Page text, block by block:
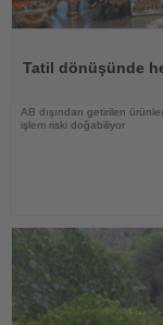
Tatil dönüşünde
AB dışından getirilen
işlem riski doğabiliyor